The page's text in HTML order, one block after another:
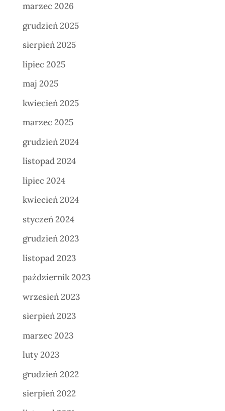
marzec 2026
grudzień 2025
sierpień 2025
lipiec 2025
maj 2025
kwiecień 2025
marzec 2025
grudzień 2024
listopad 2024
lipiec 2024
kwiecień 2024
styczeń 2024
grudzień 2023
listopad 2023
październik 2023
wrzesień 2023
sierpień 2023
marzec 2023
luty 2023
grudzień 2022
sierpień 2022